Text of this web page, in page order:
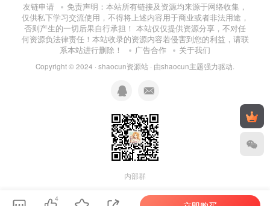
友链申请
免责声明：本站所有链接及资源均来源于网络收集，
仅供私下学习交流使用，不得将上述内容用于商业或者非法用途，
否则产生的一切后果自行承担！ 本站仅仅提供资源分享，不对任
何资源负法律责任！本站收录的资源内容若侵害到您的利益，请联
系本站进行删除！
广告合作 关于我们
Copyright © 2024 · shaocun资源站 · 由shaocun主题强力驱动.
内部群
4